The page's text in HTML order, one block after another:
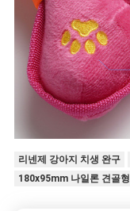
리넨제 강아지 치생 완구
180x95mm 나일론 견골형